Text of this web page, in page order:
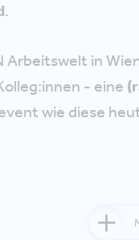
.
Arbeitswelt in
- eine
wie diese